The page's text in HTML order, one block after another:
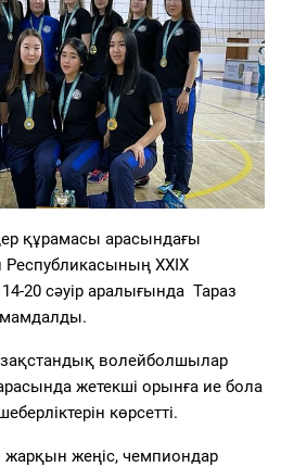
құрамасы арасындағы
Республикасының ХХІХ
20 сәуір аралығында Тараз
волейболшылар
жетекші орынға ие бола
көрсетті.
жарқын жеңіс, чемпиондар